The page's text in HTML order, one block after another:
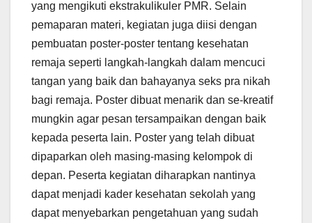
yang mengikuti ekstrakulikuler PMR. Selain
pemaparan materi, kegiatan juga diisi dengan
pembuatan poster-poster tentang kesehatan
remaja seperti langkah-langkah dalam mencuci
tangan yang baik dan bahayanya seks pra nikah
bagi remaja. Poster dibuat menarik dan se-kreatif
mungkin agar pesan tersampaikan dengan baik
kepada peserta lain. Poster yang telah dibuat
dipaparkan oleh masing-masing kelompok di
depan. Peserta kegiatan diharapkan nantinya
dapat menjadi kader kesehatan sekolah yang
dapat menyebarkan pengetahuan yang sudah